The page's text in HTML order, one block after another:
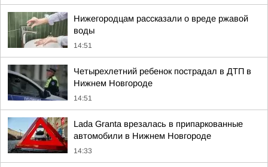
Нижегородцам рассказали о вреде ржавой
воды
14:51
Четырехлетний ребенок пострадал в ДТП в
Нижнем Новгороде
14:51
Lada Granta врезалась в припаркованные
автомобили в Нижнем Новгороде
14:33